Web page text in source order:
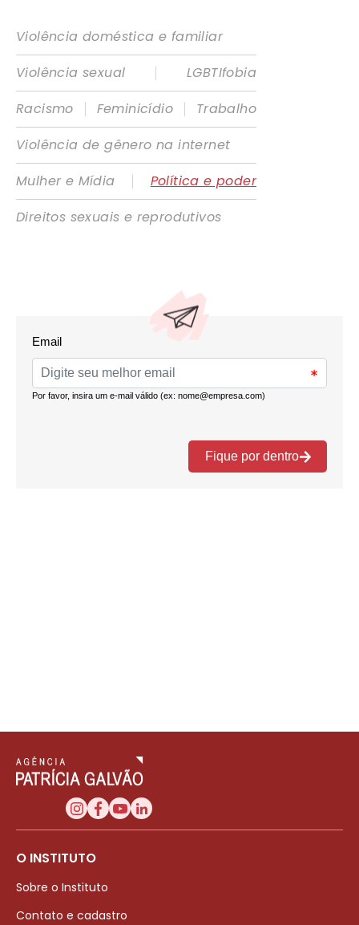
Violência doméstica e familiar
Violência sexual
|
LGBTIfobia
Racismo
| Feminicídio |
Trabalho
Violência de gênero na internet
Mulher e Mídia
|
Política e poder
Direitos sexuais e reprodutivos
O INSTITUTO
Sobre o Instituto
Contato e cadastro